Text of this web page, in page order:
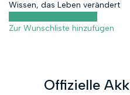
Wissen, das Leben verändert
Zur Wunschliste hinzufügen
Offizielle